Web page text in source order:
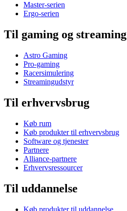
Master-serien
Ergo-serien
Til gaming og streaming
Astro Gaming
Pro-gaming
Racersimulering
Streamingudstyr
Til erhvervsbrug
Køb rum
Køb produkter til erhvervsbrug
Software og tjenester
Partnere
Alliance-partnere
Erhvervsressourcer
Til uddannelse
Køb produkter til uddannelse